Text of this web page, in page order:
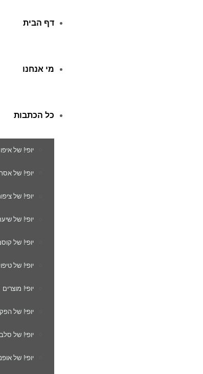
דף הבית
מי אנחנו
כל הכתבות
יופי! של
יופי! של
יופי! של
יופי! של
יופי! של
יופי! של
יופי!
יופי! של
יופי! של
יופי! של